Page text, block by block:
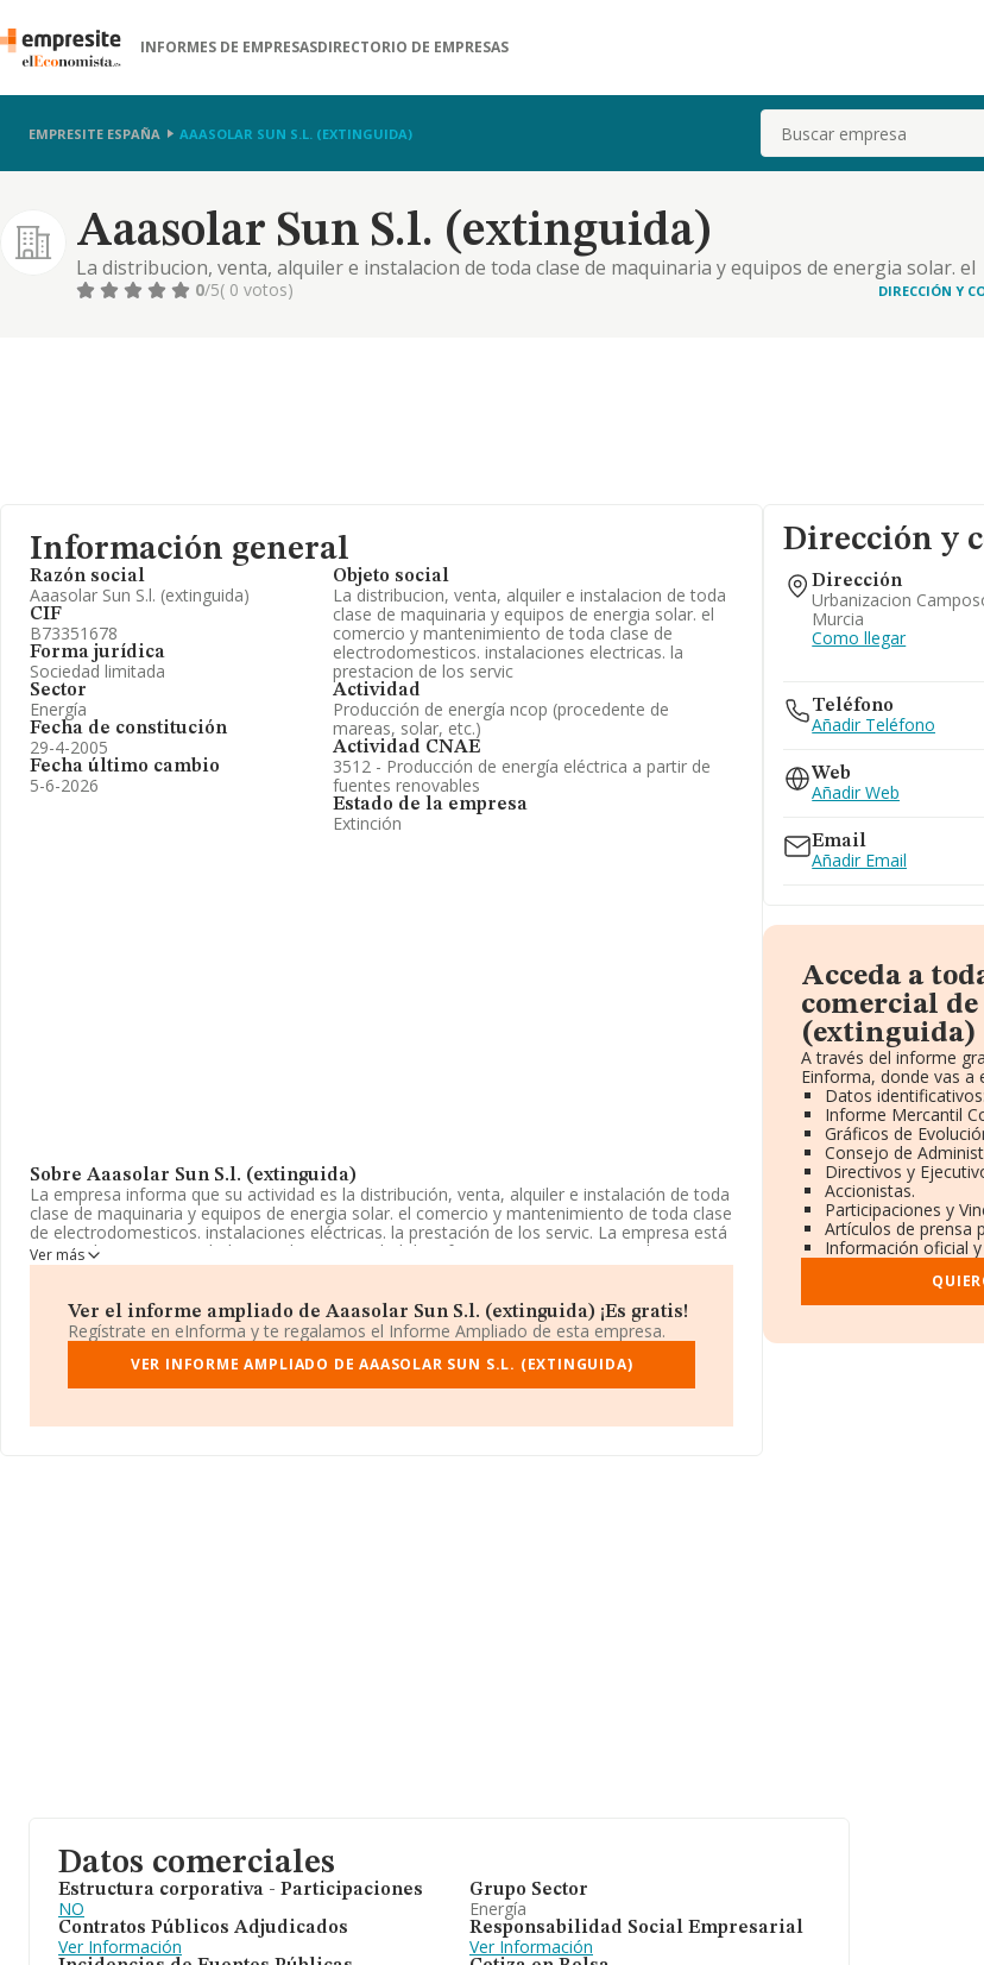
INFORMES DE EMPRESASDIRECTORIO DE EMPRESAS
EMPRESITE ESPAÑA AAASOLAR SUN S.L. (EXTINGUIDA) Buscar
Aaasolar Sun S.l. (extinguida)
La distribucion, venta, alquiler e instalacion de toda clase de maquinaria y equipos de energia solar. el
comercio y mantenimiento de toda clase de electrodomesticos. instalaciones electricas. la prestacion
0/5( 0 votos) DIRECCIÓN Y
Información general
Razón social
Aaasolar Sun S.l. (extinguida)
CIF
B73351678
Forma jurídica
Sociedad limitada
Sector
Energía
Fecha de constitución
29-4-2005
Fecha último cambio
5-6-2026
Objeto social
La distribucion, venta, alquiler e instalacion de toda
clase de maquinaria y equipos de energia solar. el
comercio y mantenimiento de toda clase de
electrodomesticos. instalaciones electricas. la
prestacion de los servic
Actividad
Producción de energía ncop (procedente de
mareas, solar, etc.)
Actividad CNAE
3512 - Producción de energía eléctrica a partir de
fuentes renovables
Estado de la empresa
Extinción
Sobre Aaasolar Sun S.l. (extinguida)
La empresa informa que su actividad es la distribución, venta, alquiler e instalación de toda
clase de maquinaria y equipos de energia solar. el comercio y mantenimiento de toda clase
de electrodomesticos. instalaciones eléctricas. la prestación de los servic. La empresa está
registrada como Sociedad Limitada. La actividad de referencia CNAE corresponde a
'Transporte de energía eléctrica', cuyo Código es 3512. No realiza actividad de importación
La sociedad españolaAaasolar Sun S.L. (extinguida), B73351678, está situada en
Urbanización Camposol, (30870), en el municipio de Mazarron, Murcia.
En relación con el sector y disponiendo de los datos de hasta 46.044 empresas, en el
facturación de ventas entre todas las compañías alcanza los 505 mil euros. En relación con
Ver más
Ver el informe ampliado de Aaasolar Sun S.l. (extinguida) ¡Es gratis!
Regístrate en eInforma y te regalamos el Informe Ampliado de esta empresa.
VER INFORME AMPLIADO DE AAASOLAR SUN S.L. (EXTINGUIDA)
Dirección y
Dirección
Urbanizacion
Murcia
Como llegar
Teléfono
Añadir Teléfono
Web
Añadir Web
Email
Añadir Email
Acceda a
comercial de
(extinguida)
A través del informe
Einforma, donde vas a
Datos
Informe Mercantil
Gráficos de
Consejo de
Directivos y
Accionistas.
Participaciones y
Artículos de prensa
Información oficial
Datos comerciales
Estructura corporativa - Participaciones
NO
Contratos Públicos Adjudicados
Ver Información
Grupo Sector
Energía
Responsabilidad Social Empresarial
Ver Información